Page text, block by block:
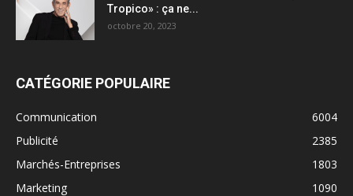
Tropico» : ça ne...
octobre 20, 2023
CATÉGORIE POPULAIRE
Communication
6004
Publicité
2385
Marchés-Entreprises
1803
Marketing
1090